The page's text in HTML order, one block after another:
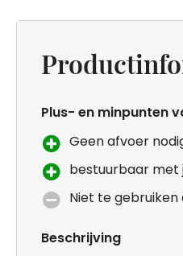
Plus- en minpunten
Geen afvoer
bestuurbaar met
Niet te
Beschrijving